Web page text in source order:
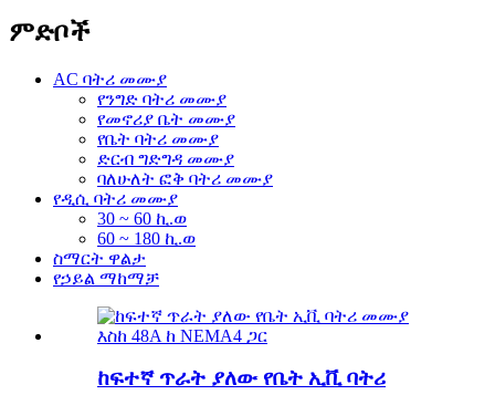
ምድቦች
AC ባትሪ መሙያ
የንግድ ባትሪ መሙያ
የመኖሪያ ቤት መሙያ
የቤት ባትሪ መሙያ
ድርብ ግድግዳ መሙያ
ባለሁለት ፎቅ ባትሪ መሙያ
የዲሲ ባትሪ መሙያ
30 ~ 60 ኪ.ወ
60 ~ 180 ኪ.ወ
ስማርት ዋልታ
የኃይል ማከማቻ
ከፍተኛ ጥራት ያለው የቤት ኢቪ ባትሪ